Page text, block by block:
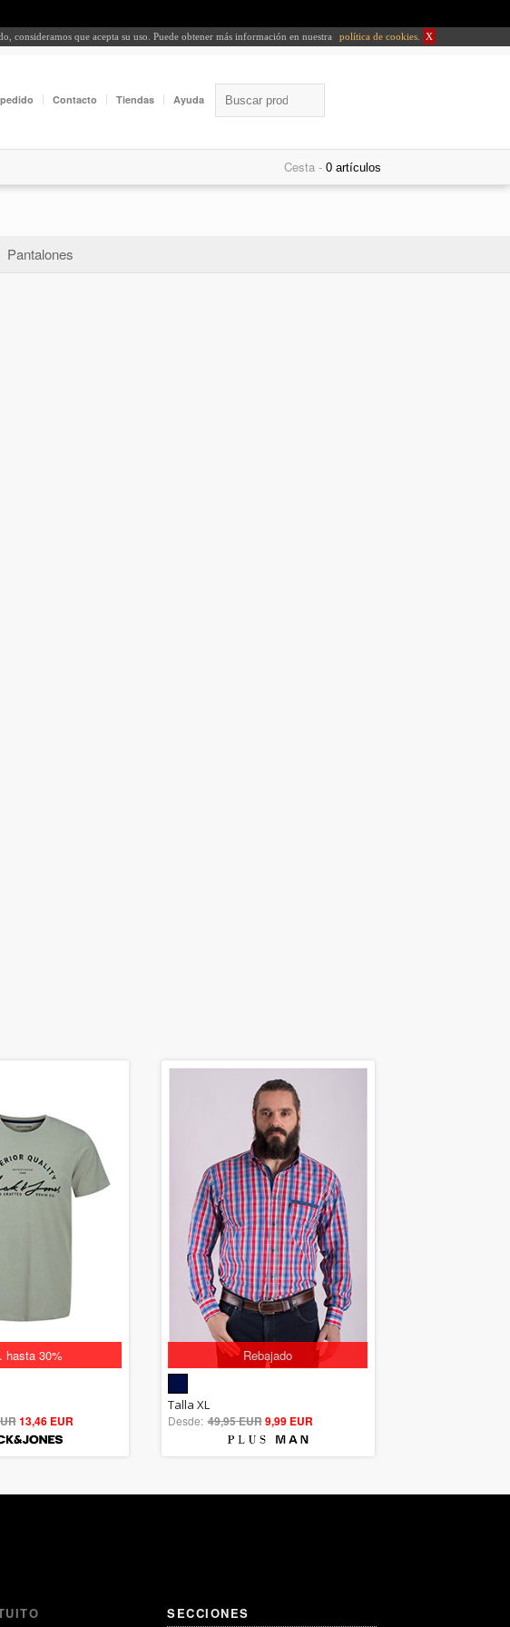
consideramos que acepta su uso. Puede obtener más información en nuestra política de cookies X
Contacto Tiendas Ayuda
Cesta -
Pantalones
hasta 30%
of 513,46 EUR
Rebajado
out of 5
Talla XL
Desde: 49,95 EUR9,99 EUR
SECCIONES